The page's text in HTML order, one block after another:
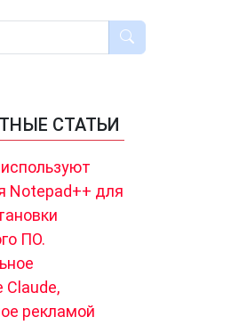
СТАТЬИ
Notepad++ для
ПО.
Claude,
рекламой